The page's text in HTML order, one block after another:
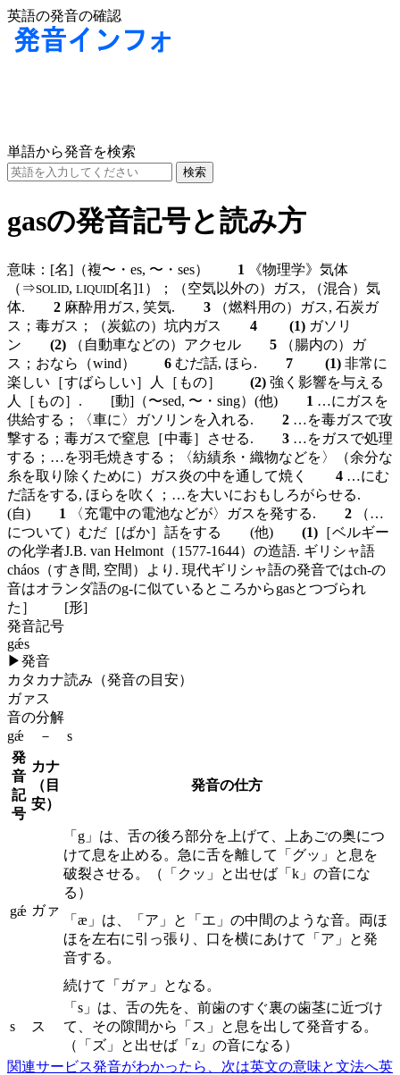
英語の発音の確認
単語から発音を検索
gasの発音記号と読み方
意味： [名] （複〜・es, 〜・ses） 1
《物理学》気体
（⇒SOLID, LIQUID[名]1）；（空気以外の）ガス, （混合）気
体. 2 麻酔用ガス, 笑気. 3 （燃料用の）ガス, 石炭ガ
ス；毒ガス；（炭鉱の）坑内ガス 4 (1) ガソリ
ン (2) （自動車などの）アクセル 5 （腸内の）ガ
ス；おなら（wind） 6 むだ話, ほら. 7 (1) 非常に
楽しい［すばらしい］人［もの］ (2) 強く影響を与える
人［もの］. [動] （〜sed, 〜・sing） (他) 1 …にガスを
供給する；〈車に〉ガソリンを入れる. 2 …を毒ガスで攻
撃する；毒ガスで窒息［中毒］させる. 3 …をガスで処理
する；…を羽毛焼きする；〈紡績糸・織物などを〉（余分な
糸を取り除くために）ガス炎の中を通して焼く 4 …にむ
だ話をする, ほらを吹く；…を大いにおもしろがらせる.
(自)
1 〈充電中の電池などが〉ガスを発する. 2 （…
について）むだ［ばか］話をする (他) (1) ［ベルギー
の化学者J.B. van Helmont（1577-1644）の造語. ギリシャ語
cháos（すき間, 空間）より. 現代ギリシャ語の発音ではch-の
音はオランダ語のg-に似ているところからgasとつづられ
た］ [形]
発音記号
gǽs
▶発音
カタカナ読み（発音の目安）
ガァス
音の分解
gǽ － s
発
音
記
号
カナ
（目
安）
発音の仕方
gǽ ガァ
「g」は、舌の後ろ部分を上げて、上あごの奥につ
けて息を止める。急に舌を離して「グッ」と息を
破裂させる。（「クッ」と出せば「k」の音にな
る）
「æ」は、「ア」と「エ」の中間のような音。両ほ
ほを左右に引っ張り、口を横にあけて「ア」と発
音する。
続けて「ガァ」となる。
s ス
「s」は、舌の先を、前歯のすぐ裏の歯茎に近づけ
て、その隙間から「ス」と息を出して発音する。
（「ズ」と出せば「z」の音になる）
関連サービス発音がわかったら、次は英文の意味と文法へ英